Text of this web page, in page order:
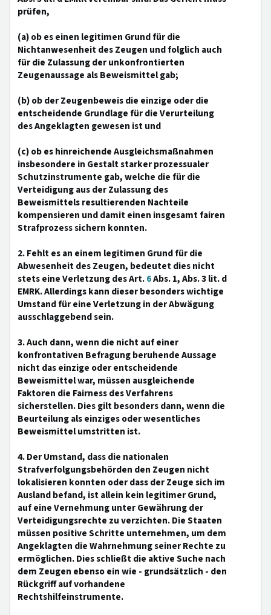
prüfen,
(a) ob es einen legitimen Grund für die
Nichtanwesenheit des Zeugen und folglich auch
für die Zulassung der unkonfrontierten
Zeugenaussage als Beweismittel gab;
(b) ob der Zeugenbeweis die einzige oder die
entscheidende Grundlage für die Verurteilung
des Angeklagten gewesen ist und
(c) ob es hinreichende Ausgleichsmaßnahmen
insbesondere in Gestalt starker prozessualer
Schutzinstrumente gab, welche die für die
Verteidigung aus der Zulassung des
Beweismittels resultierenden Nachteile
kompensieren und damit einen insgesamt fairen
Strafprozess sichern konnten.
2. Fehlt es an einem legitimen Grund für die
Abwesenheit des Zeugen, bedeutet dies nicht
stets eine Verletzung des Art.6Abs. 1, Abs. 3 lit. d
EMRK. Allerdings kann dieser besonders wichtige
Umstand für eine Verletzung in der Abwägung
ausschlaggebend sein.
3. Auch dann, wenn die nicht auf einer
konfrontativen Befragung beruhende Aussage
nicht das einzige oder entscheidende
Beweismittel war, müssen ausgleichende
Faktoren die Fairness des Verfahrens
sicherstellen. Dies gilt besonders dann, wenn die
Beurteilung als einziges oder wesentliches
Beweismittel umstritten ist.
4. Der Umstand, dass die nationalen
Strafverfolgungsbehörden den Zeugen nicht
lokalisieren konnten oder dass der Zeuge sich im
Ausland befand, ist allein kein legitimer Grund,
auf eine Vernehmung unter Gewährung der
Verteidigungsrechte zu verzichten. Die Staaten
müssen positive Schritte unternehmen, um dem
Angeklagten die Wahrnehmung seiner Rechte zu
ermöglichen. Dies schließt die aktive Suche nach
dem Zeugen ebenso ein wie - grundsätzlich - den
Rückgriff auf vorhandene
Rechtshilfeinstrumente.